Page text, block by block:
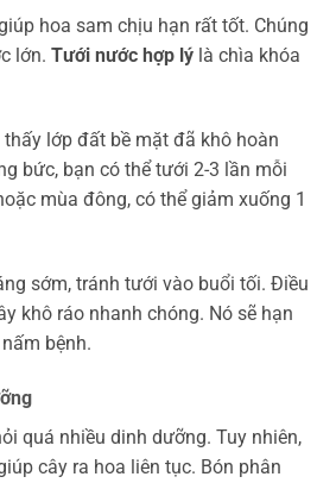
hoa sam chịu hạn rất tốt. Chúng
lớn. Tưới nước hợp lý là chìa khóa
lớp đất bề mặt đã khô hoàn
bức, bạn có thể tưới 2-3 lần mỗi
mùa đông, có thể giảm xuống 1
sớm, tránh tưới vào buổi tối. Điều
khô ráo nhanh chóng. Nó sẽ hạn
bệnh.
quá nhiều dinh dưỡng. Tuy nhiên,
cây ra hoa liên tục. Bón phân